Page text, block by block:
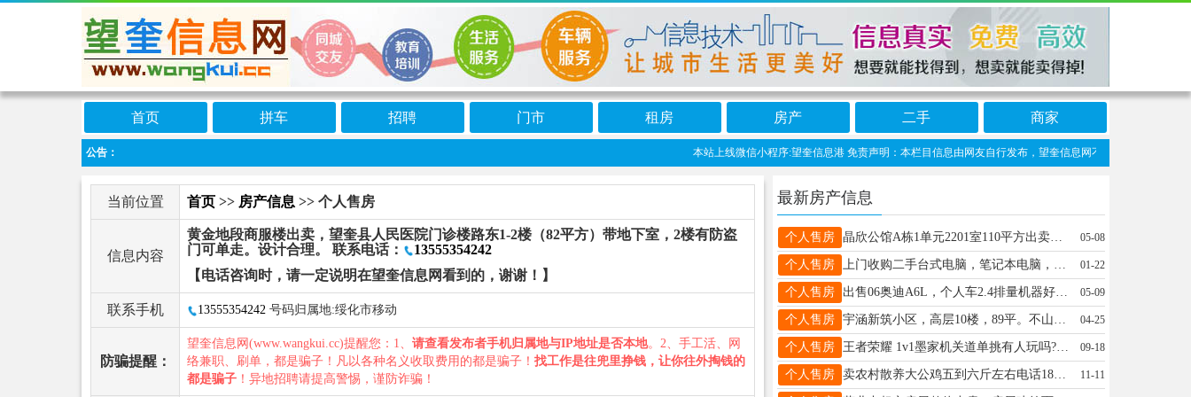
首页 拼车 招聘 门市 租房 房产 二手 商家
公告： 本站上线微信小程序:望奎信息港 免责声明：本栏目信息由网友自行发布，望奎信息网不承担任何责任！提
当前位置 首页 >> 房产信息 >> 个人售房
信息内容
黄金地段商服楼出卖，望奎县人民医院门诊楼路东1-2楼（82平方）带地下室，2楼有防盗
门可单走。设计合理。 联系电话：
13555354242
【电话咨询时，请一定说明在望奎信息网看到的，谢谢！】
联系手机 13555354242 号码归属地:绥化市移动
防骗提醒：
望奎信息网(www.wangkui.cc)提醒您：1、 请查看发布者手机归属地与IP地址是否本地。2、手工活、网
络兼职、刷单，都是骗子！凡以各种名义收取费用的都是骗子！ 找工作是往兜里挣钱，让你往外掏钱的
都是骗子 ！异地招聘请提高警惕，谨防诈骗！
最新房产信息
个人售房 晶欣公馆A栋1单元2201室110平方出卖。精装修。本单元衣柜打的最多一家。一口价33万。讲价不要给打电话了。17745515567现在能办理房照。能贷款。 05-08
个人售房 上门收购二手台式电脑，笔记本电脑，废旧手机及各种电子产品，另出售二手台式电脑，各种配件，电话微信：15765275687 01-22
个人售房 出售06奥迪A6L，个人车2.4排量机器好，9800块钱，看车电话13555382357 05-09
个人售房 宇涵新筑小区，高层10楼，89平。不山不顶，黄金楼层。两室一厅。格局好，豪华装修，拎包入住。房照过两年山可贷款。价格优 惠，非诚勿扰 电话18945539961 04-25
个人售房 王者荣耀 1v1墨家机关道单挑有人玩吗? 我玩鲁班，你所有射手随便玩你能撑过五分钟算你赢推塔算赢50r 打的加我wv15546558338 09-18
个人售房 卖农村散养大公鸡五到六斤左右电话18245554446 11-11